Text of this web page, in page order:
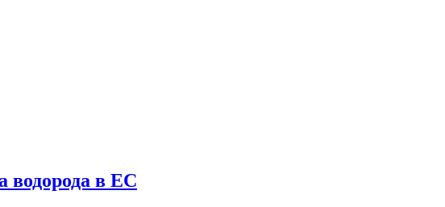
водорода в ЕС